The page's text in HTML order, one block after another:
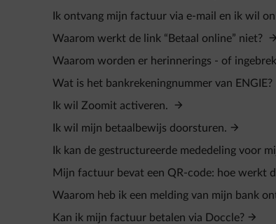
Ik ontvang mijn factuur via e-mail en ik wil
Waarom werkt de link “Betaal online” niet?
Waarom worden er herinnerings - of
Wat is het bankrekeningnummer van ENGIE?
Ik wil Zoomit activeren.
Ik wil mijn betaalbewijs doorsturen.
Ik kan de gestructureerde mededeling voor
Mijn factuur bevat een QR-code: hoe werkt
Waarom heb ik een melding van mijn bank
Kan ik mijn factuur betalen via Doccle?